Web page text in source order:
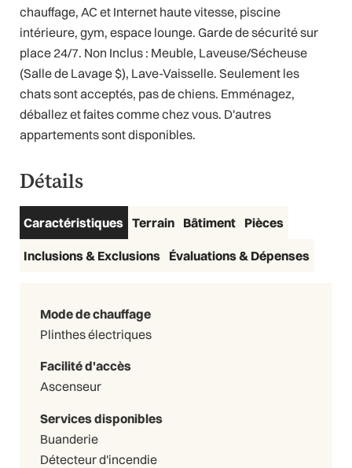
chauffage, AC et Internet haute vitesse, piscine
intérieure, gym, espace lounge. Garde de sécurité sur
place 24/7. Non Inclus : Meuble, Laveuse/Sécheuse
(Salle de Lavage $), Lave-Vaisselle. Seulement les
chats sont acceptés, pas de chiens. Emménagez,
déballez et faites comme chez vous. D'autres
appartements sont disponibles.
Détails
Caractéristiques Terrain Bâtiment Pièces
Inclusions & Exclusions Évaluations & Dépenses
Mode de chauffage
Plinthes électriques
Facilité d'accès
Ascenseur
Services disponibles
Buanderie
Détecteur d'incendie